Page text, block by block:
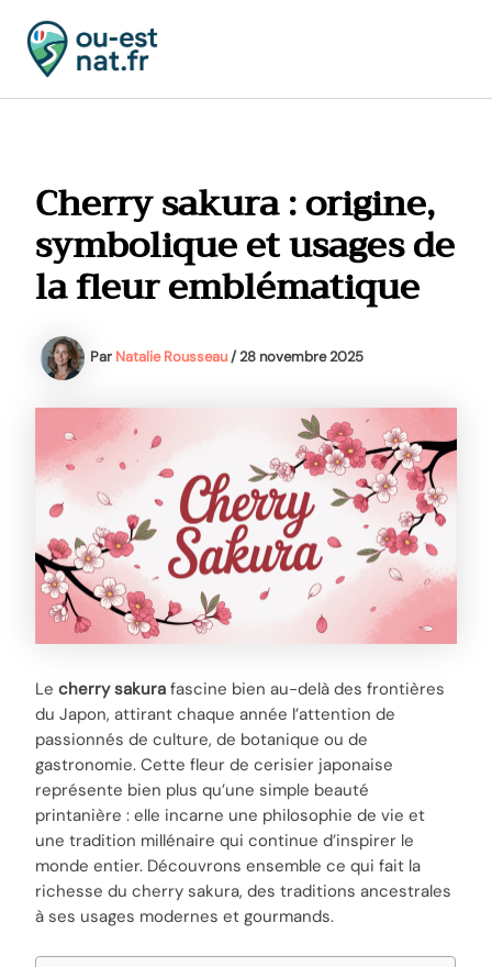
contenu
Cherry sakura : origine,
symbolique et usages de
la fleur emblématique
Par Natalie Rousseau/28 novembre 2025
Lecherry sakura fascine bien au-delà des frontières
du Japon, attirant chaque année l’attention de
passionnés de culture, de botanique ou de
gastronomie. Cette fleur de cerisier japonaise
représente bien plus qu’une simple beauté
printanière : elle incarne une philosophie de vie et
une tradition millénaire qui continue d’inspirer le
monde entier. Découvrons ensemble ce qui fait la
richesse du cherry sakura, des traditions ancestrales
à ses usages modernes et gourmands.